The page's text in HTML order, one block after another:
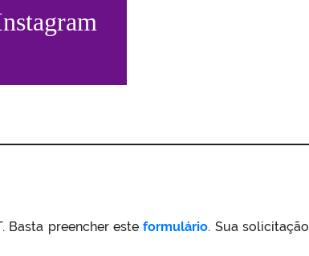
Basta preencher esteformulário. Sua solicitação